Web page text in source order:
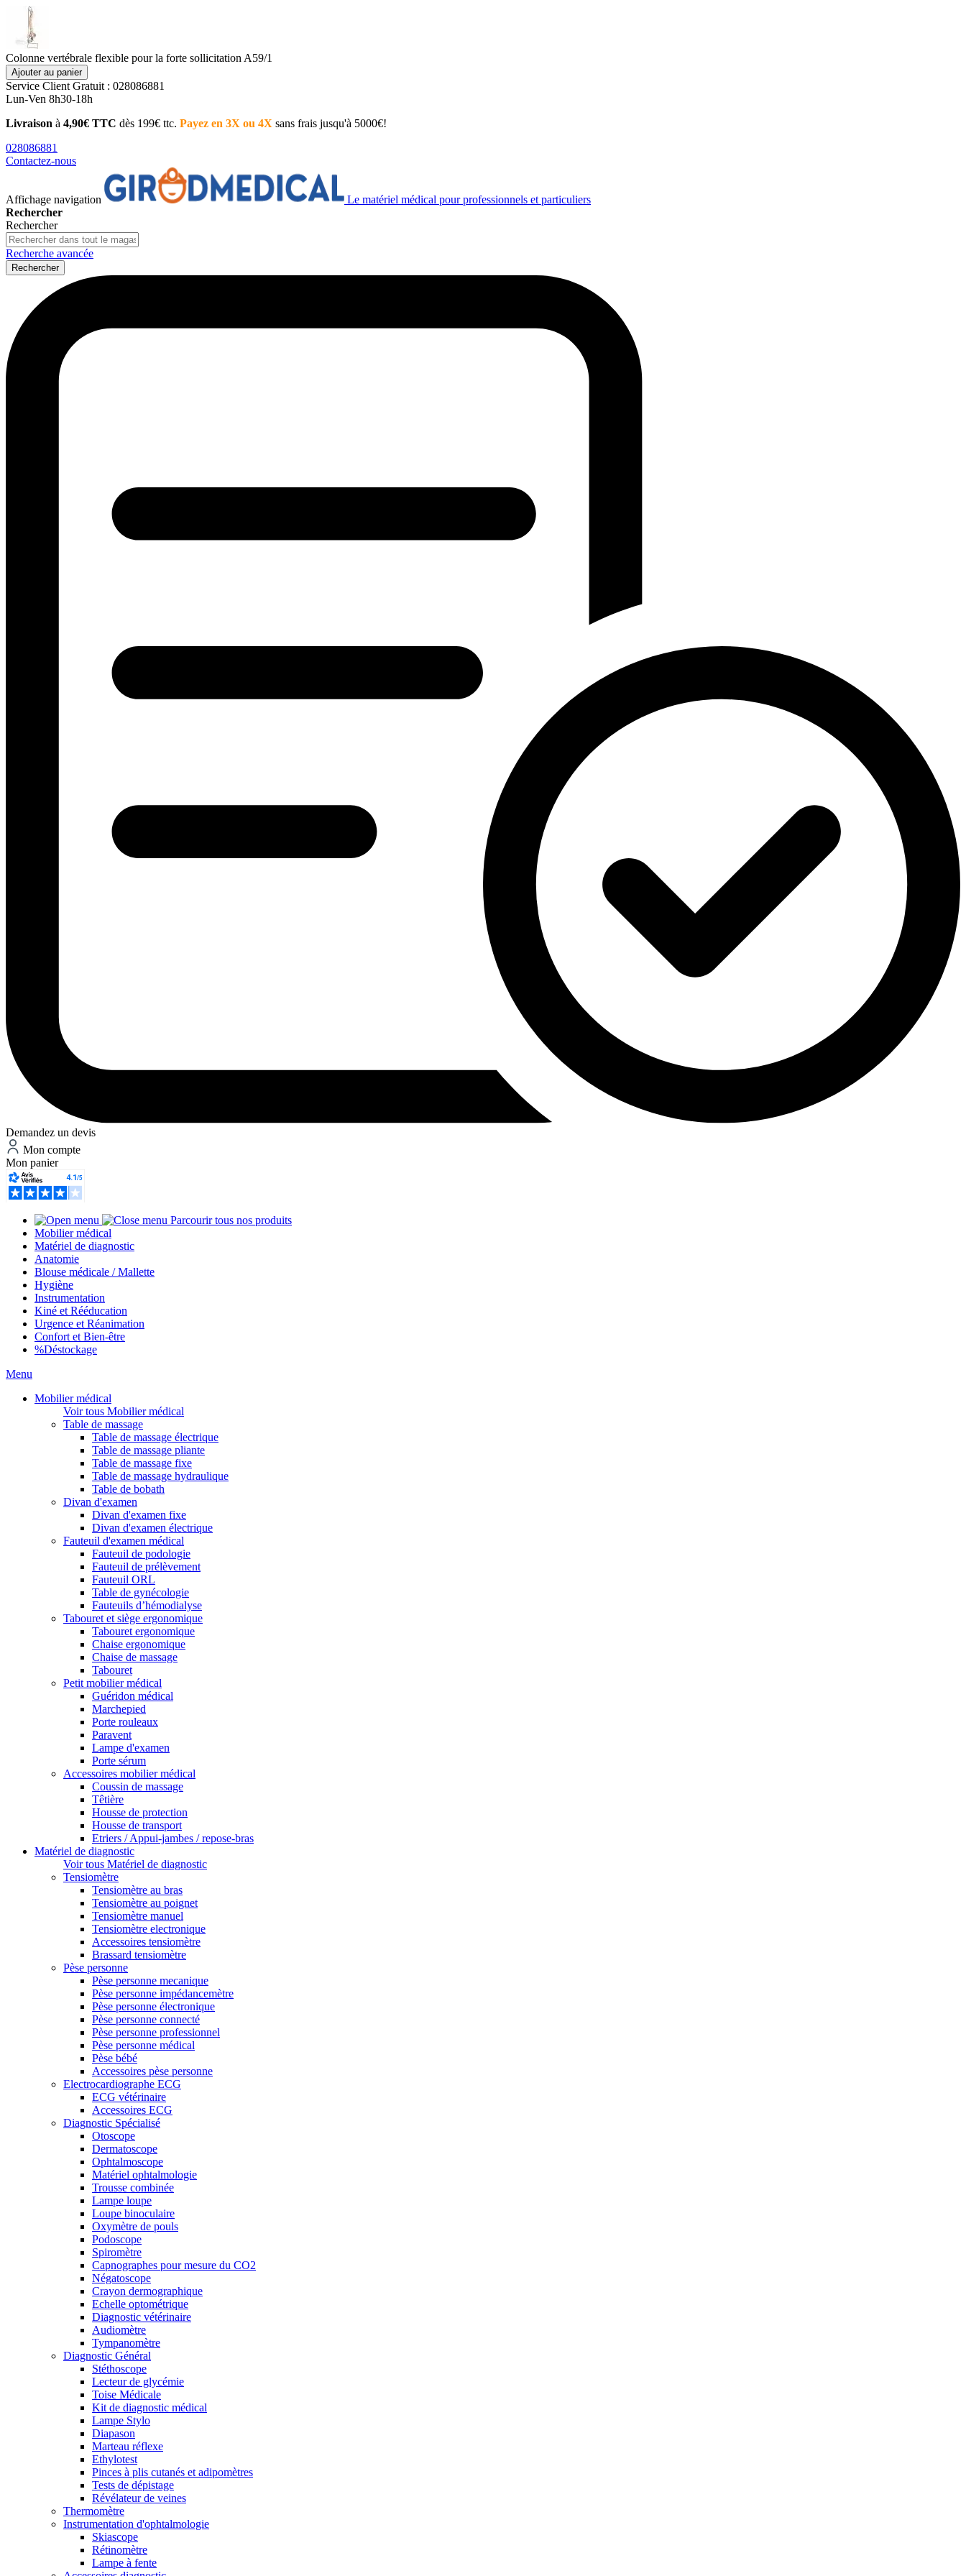
Colonne vertébrale flexible pour la forte sollicitation A59/1
Ajouter au panier
Service Client Gratuit : 028086881
Lun-Ven 8h30-18h
Livraison à 4,90€ TTC dès 199€ ttc. Payez en 3X ou 4X sans frais jusqu'à 5000€!
028086881
Contactez-nous
Affichage navigation
Le matériel médical pour professionnels et particuliers
Rechercher
Rechercher
Recherche avancée
Rechercher
Demandez un devis
Mon compte
Mon panier
Parcourir tous nos produits
Mobilier médical
Matériel de diagnostic
Anatomie
Blouse médicale / Mallette
Hygiène
Instrumentation
Kiné et Rééducation
Urgence et Réanimation
Confort et Bien-être
%Déstockage
Menu
Mobilier médical
Voir tous Mobilier médical
Table de massage
Table de massage électrique
Table de massage pliante
Table de massage fixe
Table de massage hydraulique
Table de bobath
Divan d'examen
Divan d'examen fixe
Divan d'examen électrique
Fauteuil d'examen médical
Fauteuil de podologie
Fauteuil de prélèvement
Fauteuil ORL
Table de gynécologie
Fauteuils d’hémodialyse
Tabouret et siège ergonomique
Tabouret ergonomique
Chaise ergonomique
Chaise de massage
Tabouret
Petit mobilier médical
Guéridon médical
Marchepied
Porte rouleaux
Paravent
Lampe d'examen
Porte sérum
Accessoires mobilier médical
Coussin de massage
Têtière
Housse de protection
Housse de transport
Etriers / Appui-jambes / repose-bras
Matériel de diagnostic
Voir tous Matériel de diagnostic
Tensiomètre
Tensiomètre au bras
Tensiomètre au poignet
Tensiomètre manuel
Tensiomètre electronique
Accessoires tensiomètre
Brassard tensiomètre
Pèse personne
Pèse personne mecanique
Pèse personne impédancemètre
Pèse personne électronique
Pèse personne connecté
Pèse personne professionnel
Pèse personne médical
Pèse bébé
Accessoires pèse personne
Electrocardiographe ECG
ECG vétérinaire
Accessoires ECG
Diagnostic Spécialisé
Otoscope
Dermatoscope
Ophtalmoscope
Matériel ophtalmologie
Trousse combinée
Lampe loupe
Loupe binoculaire
Oxymètre de pouls
Podoscope
Spiromètre
Capnographes pour mesure du CO2
Négatoscope
Crayon dermographique
Echelle optométrique
Diagnostic vétérinaire
Audiomètre
Tympanomètre
Diagnostic Général
Stéthoscope
Lecteur de glycémie
Toise Médicale
Kit de diagnostic médical
Lampe Stylo
Diapason
Marteau réflexe
Ethylotest
Pinces à plis cutanés et adipomètres
Tests de dépistage
Révélateur de veines
Thermomètre
Instrumentation d'ophtalmologie
Skiascope
Rétinomètre
Lampe à fente